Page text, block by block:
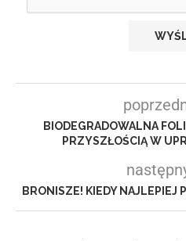
BIODEGRADOWALNA
PRZYSZŁOŚCIĄ W
BRONISZE! KIEDY NAJLEPIEJ